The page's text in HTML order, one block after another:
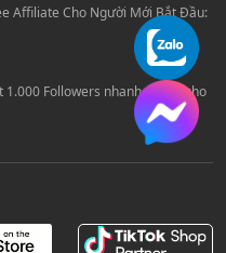
Affiliate Cho Người Mới Bắt Đầu:
1.000 Followers nhanh chóng cho